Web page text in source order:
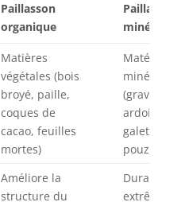
Paillasson
organique
Paillasson
minéral
Matières
végétales (bois
broyé, paille,
coques de
cacao, feuilles
mortes)
Matériaux
minéraux
(graviers,
ardoises,
galets,
Améliore la
structure du
Durabilité
extrême,